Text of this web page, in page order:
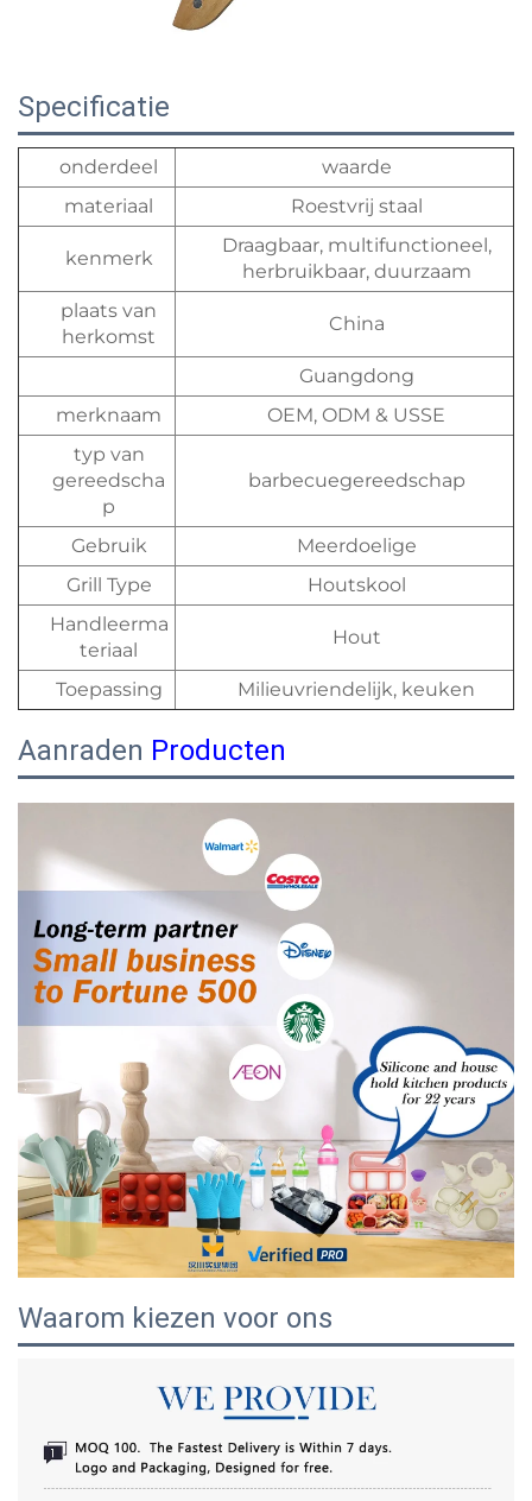
Specificatie
onderdeel
waarde
materiaal
Roestvrij staal
kenmerk
Draagbaar, multifunctioneel,
herbruikbaar, duurzaam
plaats van
herkomst
China
Guangdong
merknaam
OEM, ODM & USSE
typ van
gereedscha
p
barbecuegereedschap
Gebruik
Meerdoelige
Grill Type
Houtskool
Handleerma
teriaal
Hout
Toepassing Milieuvriendelijk, keuken
Aanraden Producten
Waarom kiezen voor ons